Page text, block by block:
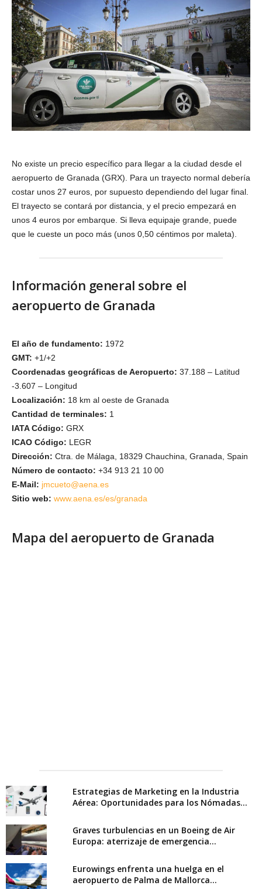
No existe un precio específico para llegar a la ciudad desde el
aeropuerto de Granada (GRX). Para un trayecto normal debería
costar unos 27 euros, por supuesto dependiendo del lugar final.
El trayecto se contará por distancia, y el precio empezará en
unos 4 euros por embarque. Si lleva equipaje grande, puede
que le cueste un poco más (unos 0,50 céntimos por maleta).
Información general sobre el
aeropuerto de Granada
El año de fundamento: 1972
GMT: +1/+2
Coordenadas geográficas de Aeropuerto: 37.188 – Latitud
-3.607 – Longitud
Localización: 18 km al oeste de Granada
Cantidad de terminales: 1
IATA Código: GRX
ICAO Código: LEGR
Dirección: Ctra. de Málaga, 18329 Chauchina, Granada, Spain
Número de contacto: +34 913 21 10 00
E-Mail: jmcueto@aena.es
Sitio web: www.aena.es/es/granada
Mapa del aeropuerto de Granada
Estrategias de Marketing en la Industria
Aérea: Oportunidades para los Nómadas...
Graves turbulencias en un Boeing de Air
Europa: aterrizaje de emergencia...
Eurowings enfrenta una huelga en el
aeropuerto de Palma de Mallorca...